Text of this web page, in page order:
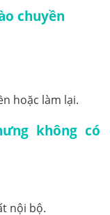
chuyền
hoặc làm lại.
không có
nội bộ.